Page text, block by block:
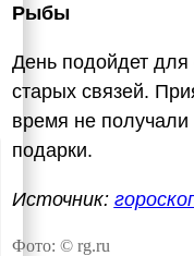
Рыбы
День подойдет
старых связей.
время не
подарки.
Источник:
Фото: © rg.ru